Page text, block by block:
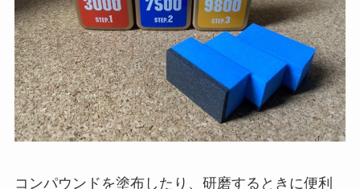
コンパウンドを塗布したり、研磨するときに便利